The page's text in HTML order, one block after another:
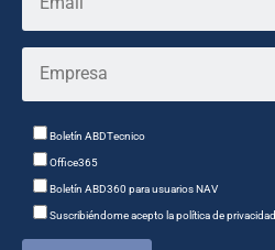
Boletín ABDTecnico
Office365
Boletín ABD360 para usuarios NAV
Suscribiéndome acepto la política de privacidad